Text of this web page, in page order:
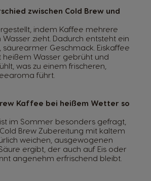
zwischen Cold Brew und
indem Kaffee mehrere
zieht. Dadurch entsteht ein
Geschmack. Eiskaffee
Wasser gebrüht und
was zu einem frischeren,
führt.
Kaffee bei heißem Wetter so
im Sommer besonders gefragt,
Brew Zubereitung mit kaltem
weichen, ausgewogenen
ergibt, der auch auf Eis oder
angenehm erfrischend bleibt.